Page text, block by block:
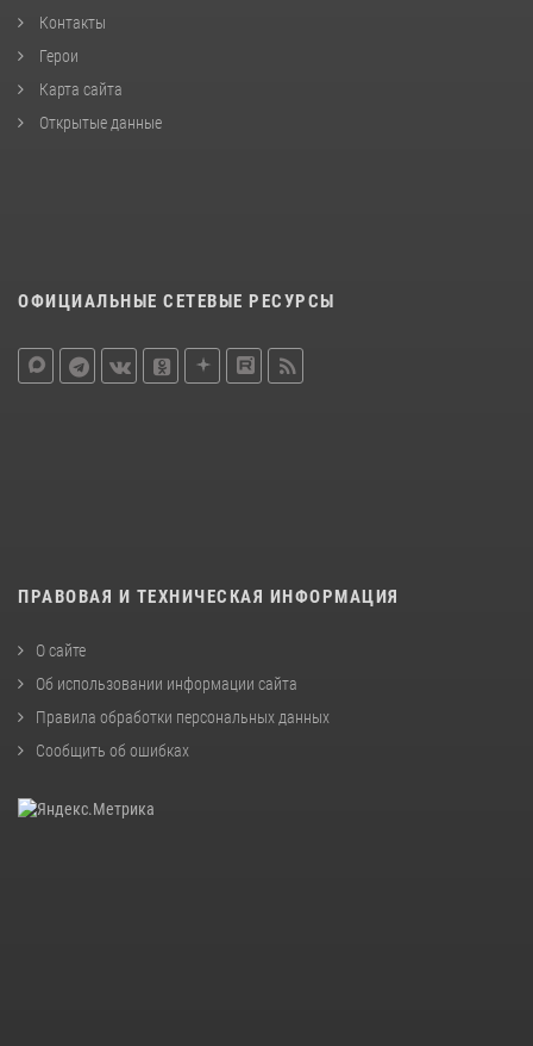
Контакты
Герои
Карта сайта
Открытые данные
ОФИЦИАЛЬНЫЕ СЕТЕВЫЕ РЕСУРСЫ
ПРАВОВАЯ И ТЕХНИЧЕСКАЯ ИНФОРМАЦИЯ
О сайте
Об использовании информации сайта
Правила обработки персональных данных
Сообщить об ошибках